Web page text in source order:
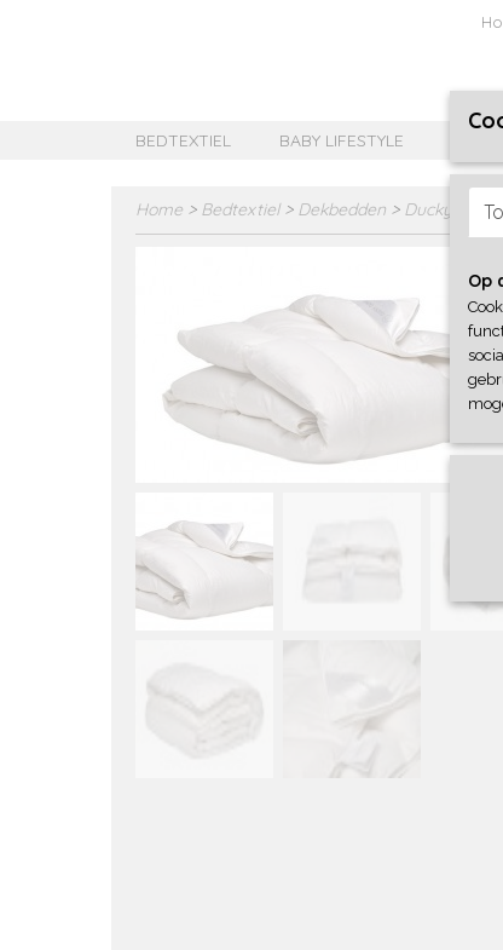
BEDTEXTIEL BABY LIFESTYLE
Home > Bedtextiel> Dekbedden > Ducky Dons
Op